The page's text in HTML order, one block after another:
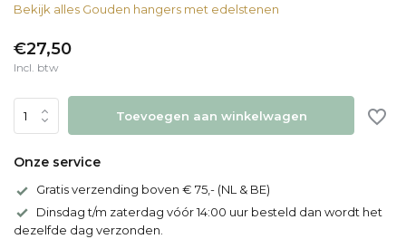
Bekijk alles Gouden hangers met edelstenen
€27,50
Incl. btw
Toevoegen aan winkelwagen
Onze service
Gratis verzending boven € 75,- (NL & BE)
Dinsdag t/m zaterdag vóór 14:00 uur besteld dan wordt het
dezelfde dag verzonden.